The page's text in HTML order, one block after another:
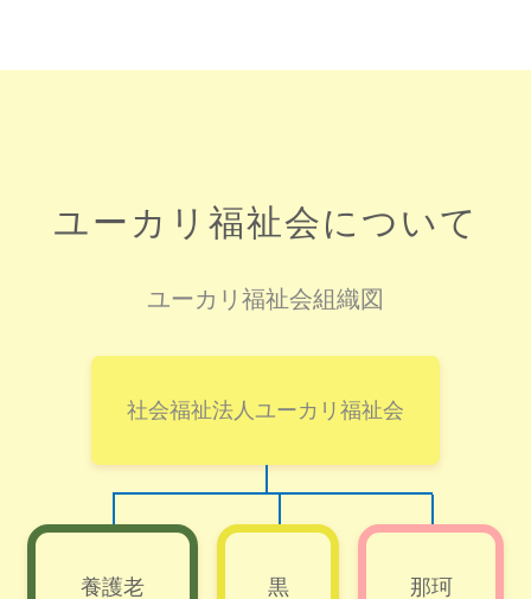
ユーカリ福祉会について
ユーカリ福祉会組織図
社会福祉法人ユーカリ福祉会
養護老 黒 那珂